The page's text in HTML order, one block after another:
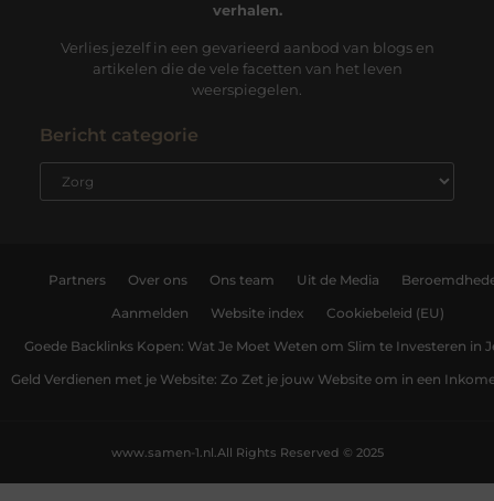
verhalen.
Verlies jezelf in een gevarieerd aanbod van blogs en
artikelen die de vele facetten van het leven
weerspiegelen.
Bericht categorie
Partners Over ons Ons team Uit de Media
Aanmelden Website index Cookiebeleid (EU)
Goede Backlinks Kopen: Wat Je Moet Weten om Slim te Investeren in
Geld Verdienen met je Website: Zo Zet je jouw Website om in een
All Rights Reserved © 2025
www.samen-1.nl.